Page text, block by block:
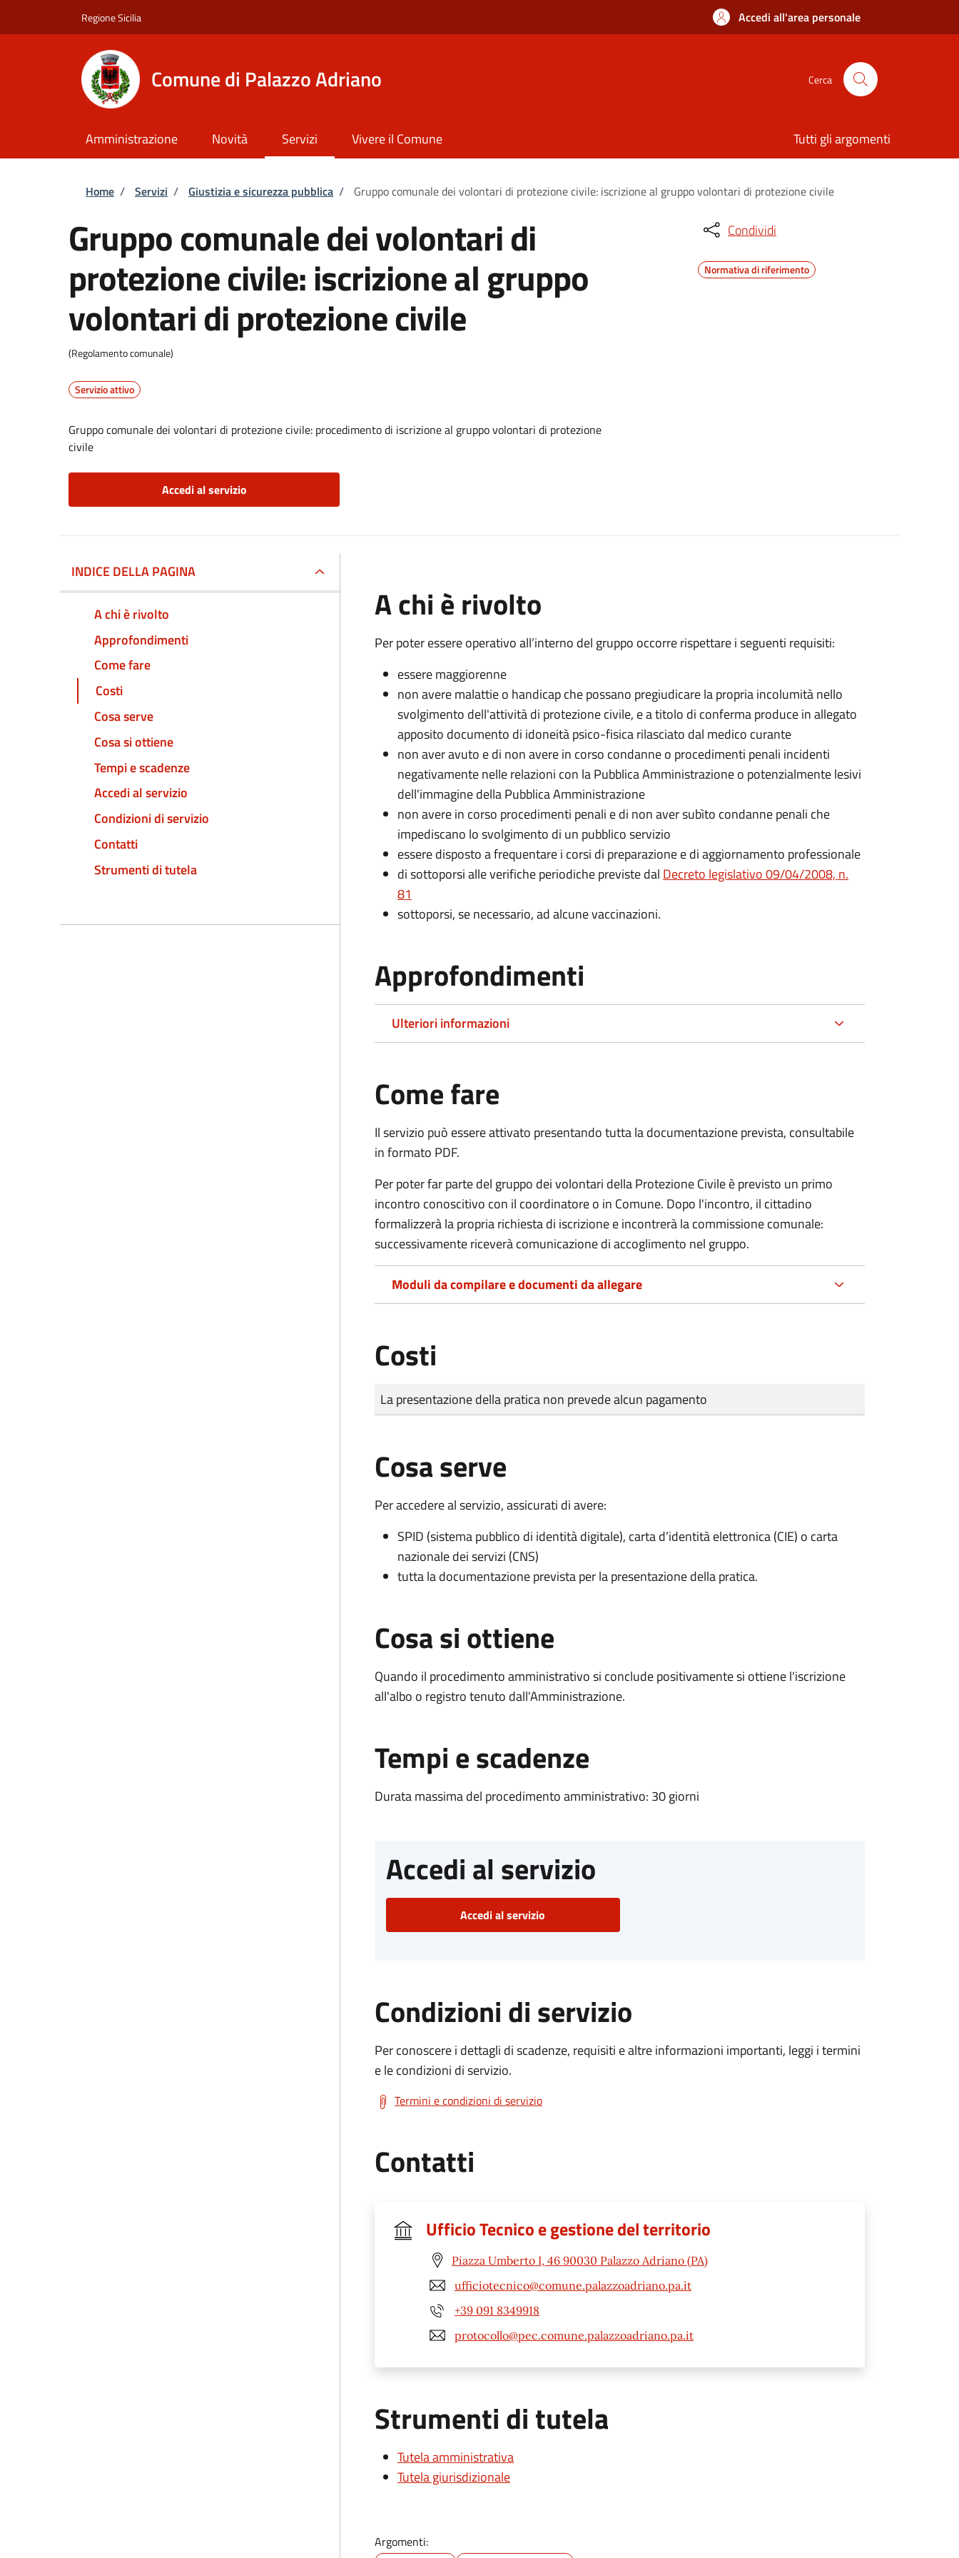
Regione Sicilia Accedi all'area personale
Comune di Palazzo Adriano Cerca
Amministrazione Novità Servizi Vivere il Comune Tutti gli argomenti
Briciole di pane
Home / Servizi / Giustizia e sicurezza pubblica / Gruppo comunale dei volontari di protezione civile: iscrizione al gruppo volontari di protezione civile
Gruppo comunale dei volontari di
protezione civile: iscrizione al gruppo
volontari di protezione civile
(Regolamento comunale)
Servizio attivo
Gruppo comunale dei volontari di protezione civile: procedimento di iscrizione al gruppo volontari di protezione
civile
Accedi al servizio
Condividi
Normativa di riferimento
INDICE DELLA PAGINA
A chi è rivolto
Approfondimenti
Come fare
Costi
Cosa serve
Cosa si ottiene
Tempi e scadenze
Accedi al servizio
Condizioni di servizio
Contatti
Strumenti di tutela
A chi è rivolto
Per poter essere operativo all’interno del gruppo occorre rispettare i seguenti requisiti:
essere maggiorenne
non avere malattie o handicap che possano pregiudicare la propria incolumità nello
svolgimento dell'attività di protezione civile, e a titolo di conferma produce in allegato
apposito documento di idoneità psico-fisica rilasciato dal medico curante
non aver avuto e di non avere in corso condanne o procedimenti penali incidenti
negativamente nelle relazioni con la Pubblica Amministrazione o potenzialmente lesivi
dell'immagine della Pubblica Amministrazione
non avere in corso procedimenti penali e di non aver subìto condanne penali che
impediscano lo svolgimento di un pubblico servizio
essere disposto a frequentare i corsi di preparazione e di aggiornamento professionale
di sottoporsi alle verifiche periodiche previste dal Decreto legislativo 09/04/2008, n.
81
sottoporsi, se necessario, ad alcune vaccinazioni.
Approfondimenti
Ulteriori informazioni
Come fare
Il servizio può essere attivato presentando tutta la documentazione prevista, consultabile
in formato PDF.
Per poter far parte del gruppo dei volontari della Protezione Civile è previsto un primo
incontro conoscitivo con il coordinatore o in Comune. Dopo l'incontro, il cittadino
formalizzerà la propria richiesta di iscrizione e incontrerà la commissione comunale:
successivamente riceverà comunicazione di accoglimento nel gruppo.
Moduli da compilare e documenti da allegare
Costi
Tipo di pagamento
Importo
La presentazione della pratica non prevede alcun pagamento
Cosa serve
Per accedere al servizio, assicurati di avere:
SPID (sistema pubblico di identità digitale), carta d’identità elettronica (CIE) o carta
nazionale dei servizi (CNS)
tutta la documentazione prevista per la presentazione della pratica.
Cosa si ottiene
Quando il procedimento amministrativo si conclude positivamente si ottiene l'iscrizione
all'albo o registro tenuto dall'Amministrazione.
Tempi e scadenze
Durata massima del procedimento amministrativo: 30 giorni
Accedi al servizio
Accedi al servizio
Condizioni di servizio
Per conoscere i dettagli di scadenze, requisiti e altre informazioni importanti, leggi i termini
e le condizioni di servizio.
Termini e condizioni di servizio
Contatti
Ufficio Tecnico e gestione del territorio
Piazza Umberto I, 46 90030 Palazzo Adriano (PA)
ufficiotecnico@comune.palazzoadriano.pa.it
+39 091 8349918
protocollo@pec.comune.palazzoadriano.pa.it
Strumenti di tutela
Tutela amministrativa
Tutela giurisdizionale
Argomenti: